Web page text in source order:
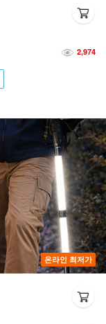
2,974
온라인 최저가